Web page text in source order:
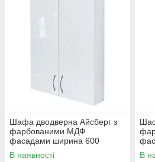
Шафа дводверна Айсберг з
фарбованими МДФ
фасадами ширина 600
МАКСІ-МЕбель (5102704)
В наявності В